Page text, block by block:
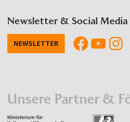
Newsletter & Social Media
NEWSLETTER
Unsere Partner &